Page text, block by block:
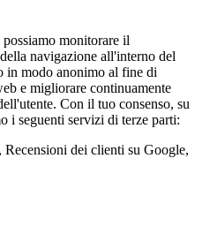
monitorare il
navigazione all'interno del
in modo anonimo al fine di
e migliorare continuamente
Con il tuo consenso, su
i seguenti servizi di terze parti:
dei clienti su Google,